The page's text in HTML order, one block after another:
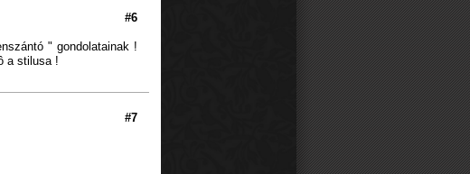
#6
" gondolatainak !
a stilusa !
#7